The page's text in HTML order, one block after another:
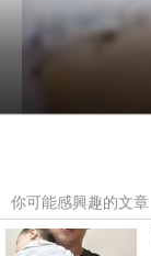
你可能感興趣的文章